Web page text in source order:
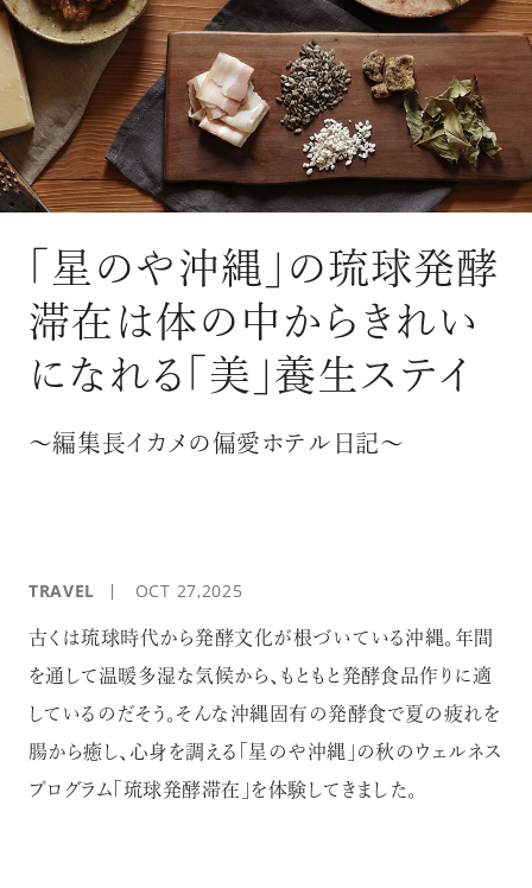
一緒に『AdvancedTime』を楽しみましょう！
会員登録をする
｢星のや沖縄｣の琉球発酵
滞在は体の中からきれい
になれる｢美｣養生ステイ
～編集長イカメの偏愛ホテル日記～
TRAVEL OCT 27,2025
古くは琉球時代から発酵文化が根づいている沖縄。年間
を通して温暖多湿な気候から、もともと発酵食品作りに適
しているのだそう。そんな沖縄固有の発酵食で夏の疲れを
腸から癒し、心身を調える「星のや沖縄」の秋のウェルネス
プログラム「琉球発酵滞在」を体験してきました。